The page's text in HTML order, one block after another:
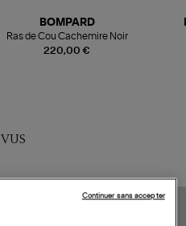
220,00 €
BOMPARD
Ras de Cou Cachemire Noir
Continuer sans accepter